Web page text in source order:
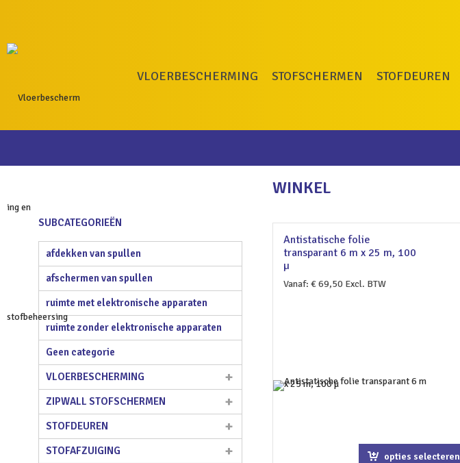
VLOERBESCHERMING STOFSCHERMEN STOFDEUREN
WINKEL
Antistatische folie
transparant 6 m x 25 m, 100
µ
Vanaf: €69,50Excl. BTW
opties selecteren
SUBCATEGORIEËN
afdekken van spullen
afschermen van spullen
ruimte met elektronische apparaten
ruimte zonder elektronische apparaten
Geen categorie
VLOERBESCHERMING
ZIPWALL STOFSCHERMEN
STOFDEUREN
STOFAFZUIGING